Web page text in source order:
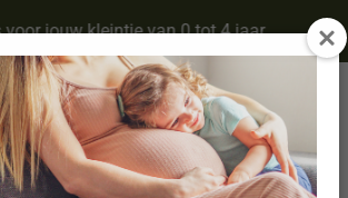
voor jouw kleintje van 0 tot 4 jaar
Christmas Pal